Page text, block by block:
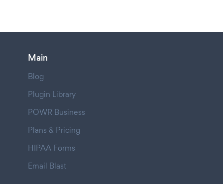
Main
Blog
Plugin Library
POWR Business
Plans & Pricing
HIPAA Forms
Email Blast